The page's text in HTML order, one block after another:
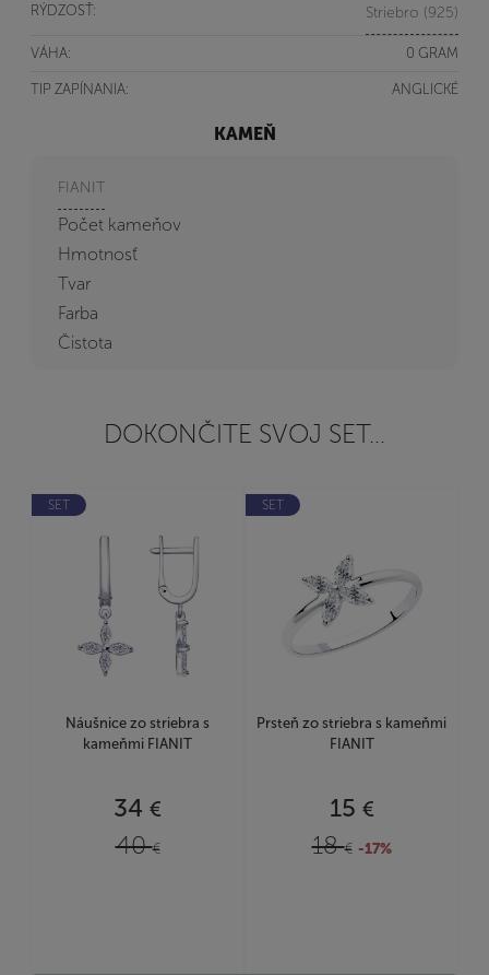
RÝDZOSŤ: Striebro (925)
VÁHA: 0 GRAM
TIP ZAPÍNANIA: ANGLICKÉ
KAMEŇ
FIANIT
Počet kameňov
Hmotnosť
Tvar
Farba
Čistota
DOKONČITE SVOJ SET...
SET
Náušnice zo striebra s
kameňmi FIANIT
34 €
40€
SET
Prsteň zo striebra s kameňmi
FIANIT
15 €
18€ -17%